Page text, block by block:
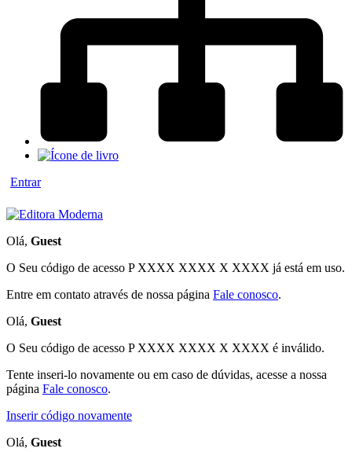
Entrar
Olá, Guest
O Seu código de acesso P XXXX XXXX X XXXX já está em uso.
Entre em contato através de nossa página Fale conosco.
Olá, Guest
O Seu código de acesso P XXXX XXXX X XXXX é inválido.
Tente inseri-lo novamente ou em caso de dúvidas, acesse a nossa
página Fale conosco.
Inserir código novamente
Olá, Guest